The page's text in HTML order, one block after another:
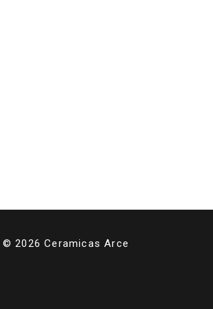
2026 Ceramicas Arce